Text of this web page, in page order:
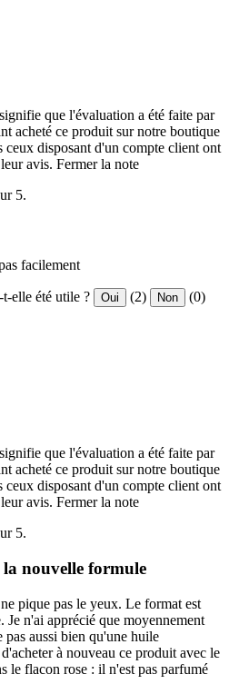
que l'évaluation a été faite par
acheté ce produit sur notre boutique
ceux disposant d'un compte client ont
avis. Fermer la note
5.
facilement
elle été utile ? Oui (2) Non (0)
que l'évaluation a été faite par
acheté ce produit sur notre boutique
ceux disposant d'un compte client ont
avis. Fermer la note
5.
nouvelle formule
pique pas le yeux. Le format est
Je n'ai apprécié que moyennement
aussi bien qu'une huile
à nouveau ce produit avec le
le flacon rose : il n'est pas parfumé